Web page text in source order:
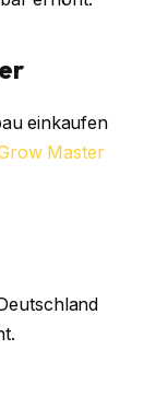
einkaufen
Master